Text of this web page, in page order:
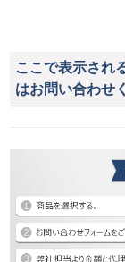
ここで表示され
はお問い合わせ